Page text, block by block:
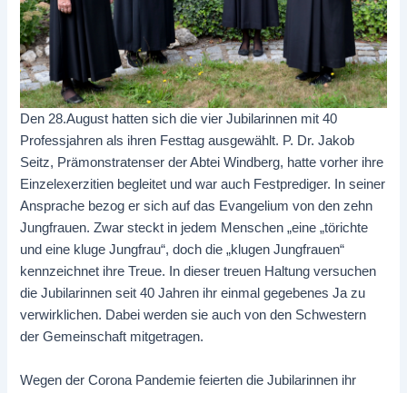
Den 28.August hatten sich die vier Jubilarinnen mit 40
Professjahren als ihren Festtag ausgewählt. P. Dr. Jakob
Seitz, Prämonstratenser der Abtei Windberg, hatte vorher ihre
Einzelexerzitien begleitet und war auch Festprediger. In seiner
Ansprache bezog er sich auf das Evangelium von den zehn
Jungfrauen. Zwar steckt in jedem Menschen „eine „törichte
und eine kluge Jungfrau“, doch die „klugen Jungfrauen“
kennzeichnet ihre Treue. In dieser treuen Haltung versuchen
die Jubilarinnen seit 40 Jahren ihr einmal gegebenes Ja zu
verwirklichen. Dabei werden sie auch von den Schwestern
der Gemeinschaft mitgetragen.
Wegen der Corona Pandemie feierten die Jubilarinnen ihr